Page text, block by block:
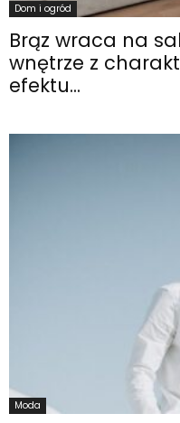
Dom i ogród
Brąz wraca na
wnętrze z
efektu...
Moda